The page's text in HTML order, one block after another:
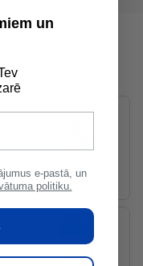
Flīžu šuvotāji
un
e-pastā, un
politiku.